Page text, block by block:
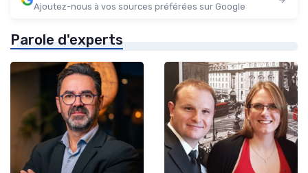
Ajoutez-nous à vos sources préférées sur Google
Parole d'experts